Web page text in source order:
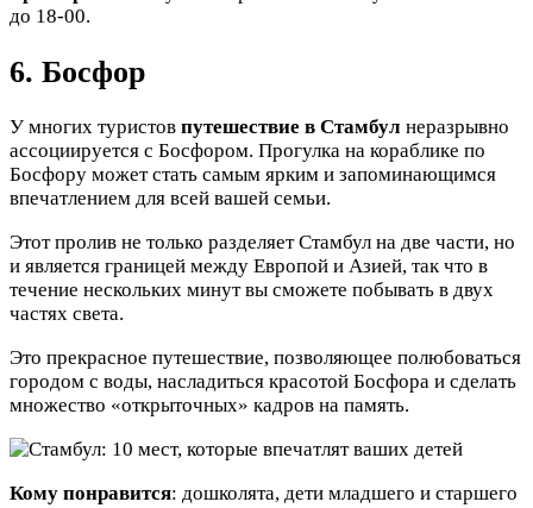
до 18-00.
6. Босфор
У многих туристов путешествие в Стамбул неразрывно
ассоциируется с Босфором. Прогулка на кораблике по
Босфору может стать самым ярким и запоминающимся
впечатлением для всей вашей семьи.
Этот пролив не только разделяет Стамбул на две части, но
и является границей между Европой и Азией, так что в
течение нескольких минут вы сможете побывать в двух
частях света.
Это прекрасное путешествие, позволяющее полюбоваться
городом с воды, насладиться красотой Босфора и сделать
множество «открыточных» кадров на память.
Кому понравится: дошколята, дети младшего и старшего